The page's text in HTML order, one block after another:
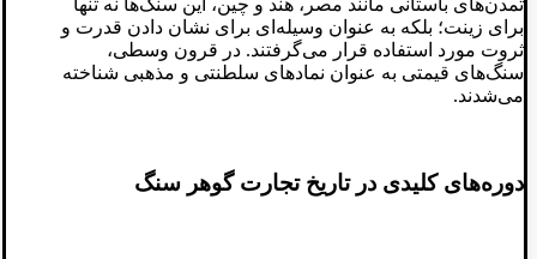
برای زینت؛ بلکه به عنوان وسیله‌ای برای نشان دادن قدرت و
ثروت مورد استفاده قرار می‌گرفتند. در قرون وسطی،
سنگ‌های قیمتی به عنوان نمادهای سلطنتی و مذهبی شناخته
می‌شدند.
دوره‌های کلیدی در تاریخ تجارت گوهر سنگ